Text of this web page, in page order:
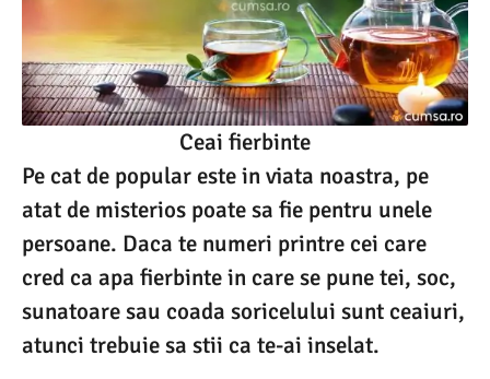
Ceai fierbinte
Pe cat de popular este in viata noastra, pe
atat de misterios poate sa fie pentru unele
persoane. Daca te numeri printre cei care
cred ca apa fierbinte in care se pune tei, soc,
sunatoare sau coada soricelului sunt ceaiuri,
atunci trebuie sa stii ca te-ai inselat.